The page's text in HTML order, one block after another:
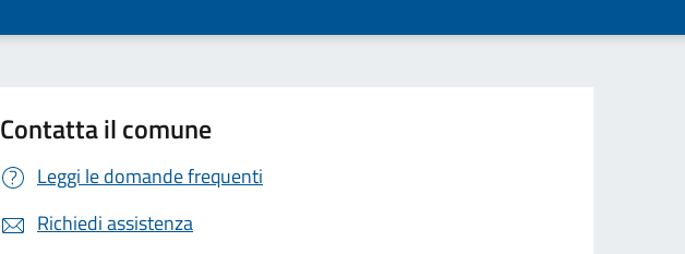
Contatta il comune
Leggi le domande frequenti
Richiedi assistenza